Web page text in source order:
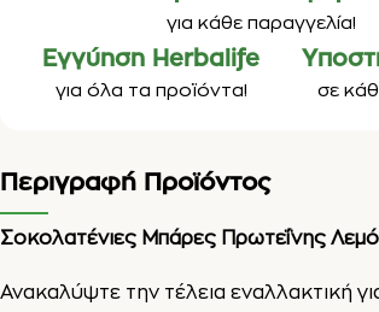
για κάθε παραγγελία!
Εγγύηση Herbalife
για όλα τα προϊόντα! σε
Περιγραφή Προϊόντος
Σοκολατένιες Μπάρες Πρωτεΐνης
Ανακαλύψτε την τέλεια εναλλακτική για